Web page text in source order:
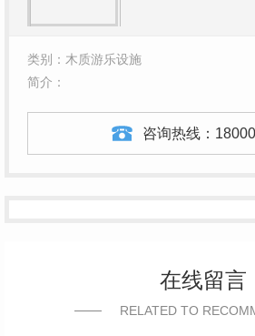
类别：木质游乐设施
简介：
咨询热线：
在线留言
RELATED TO